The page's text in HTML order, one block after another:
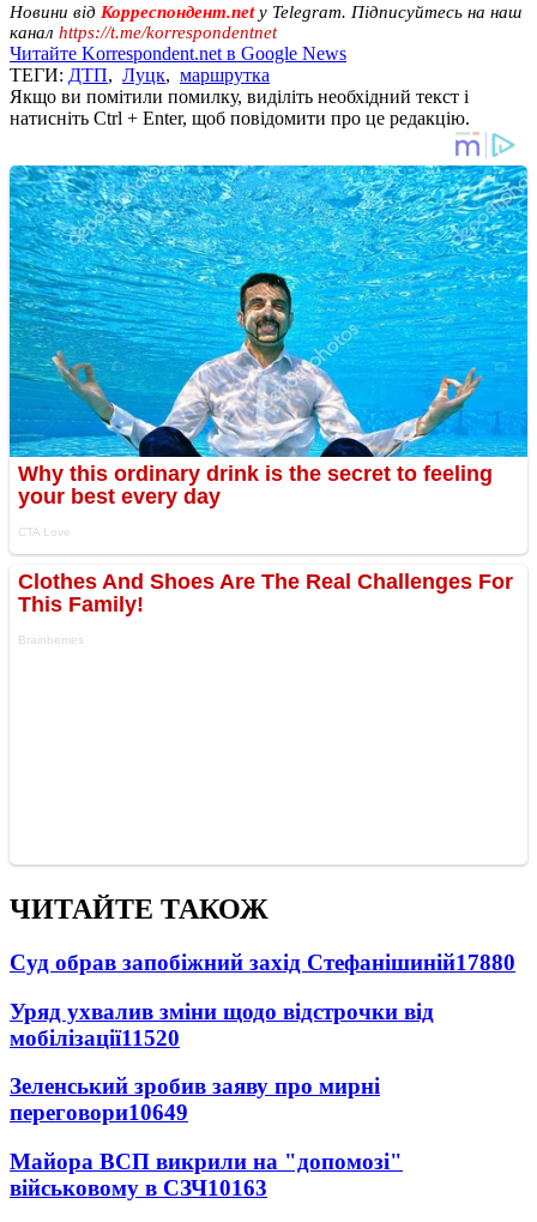
Новини від Корреспондент.netу Telegram. Підписуйтесь на наш
канал https://t.me/korrespondentnet
Читайте Korrespondent.net в Google News
ТЕГИ: ДТП, Луцк, маршрутка
Якщо ви помітили помилку, виділіть необхідний текст і
натисніть Ctrl + Enter, щоб повідомити про це редакцію.
ЧИТАЙТЕ ТАКОЖ
Суд обрав запобіжний захід Стефанішиній17880
Уряд ухвалив зміни щодо відстрочки від
мобілізації11520
Зеленський зробив заяву про мирні
переговори10649
Майора ВСП викрили на "допомозі"
військовому в СЗЧ10163